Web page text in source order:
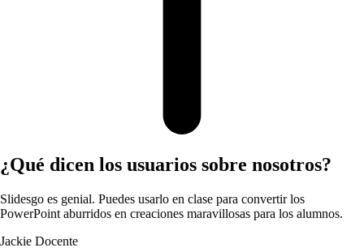
¿Qué dicen los usuarios sobre nosotros?
Slidesgo es genial. Puedes usarlo en clase para convertir los
PowerPoint aburridos en creaciones maravillosas para los alumnos.
Jackie Docente